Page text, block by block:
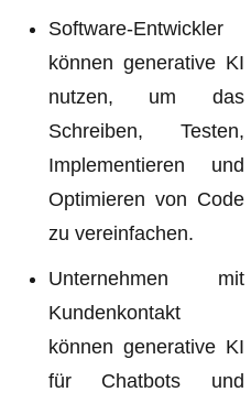
Software-Entwickler
können generative KI
nutzen, um das
Schreiben, Testen,
Implementieren und
Optimieren von Code
zu vereinfachen.
Unternehmen mit
Kundenkontakt
können generative KI
für Chatbots und